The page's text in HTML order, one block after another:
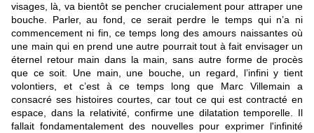
visages, là, va bientôt se pencher crucialement pour attraper une
bouche. Parler, au fond, ce serait perdre le temps qui n’a ni
commencement ni fin, ce temps long des amours naissantes où
une main qui en prend une autre pourrait tout à fait envisager un
éternel retour main dans la main, sans autre forme de procès
que ce soit. Une main, une bouche, un regard, l’infini y tient
volontiers, et c’est à ce temps long que Marc Villemain a
consacré ses histoires courtes, car tout ce qui est contracté en
espace, dans la relativité, confirme une dilatation temporelle. Il
fallait fondamentalement des nouvelles pour exprimer l'infinité